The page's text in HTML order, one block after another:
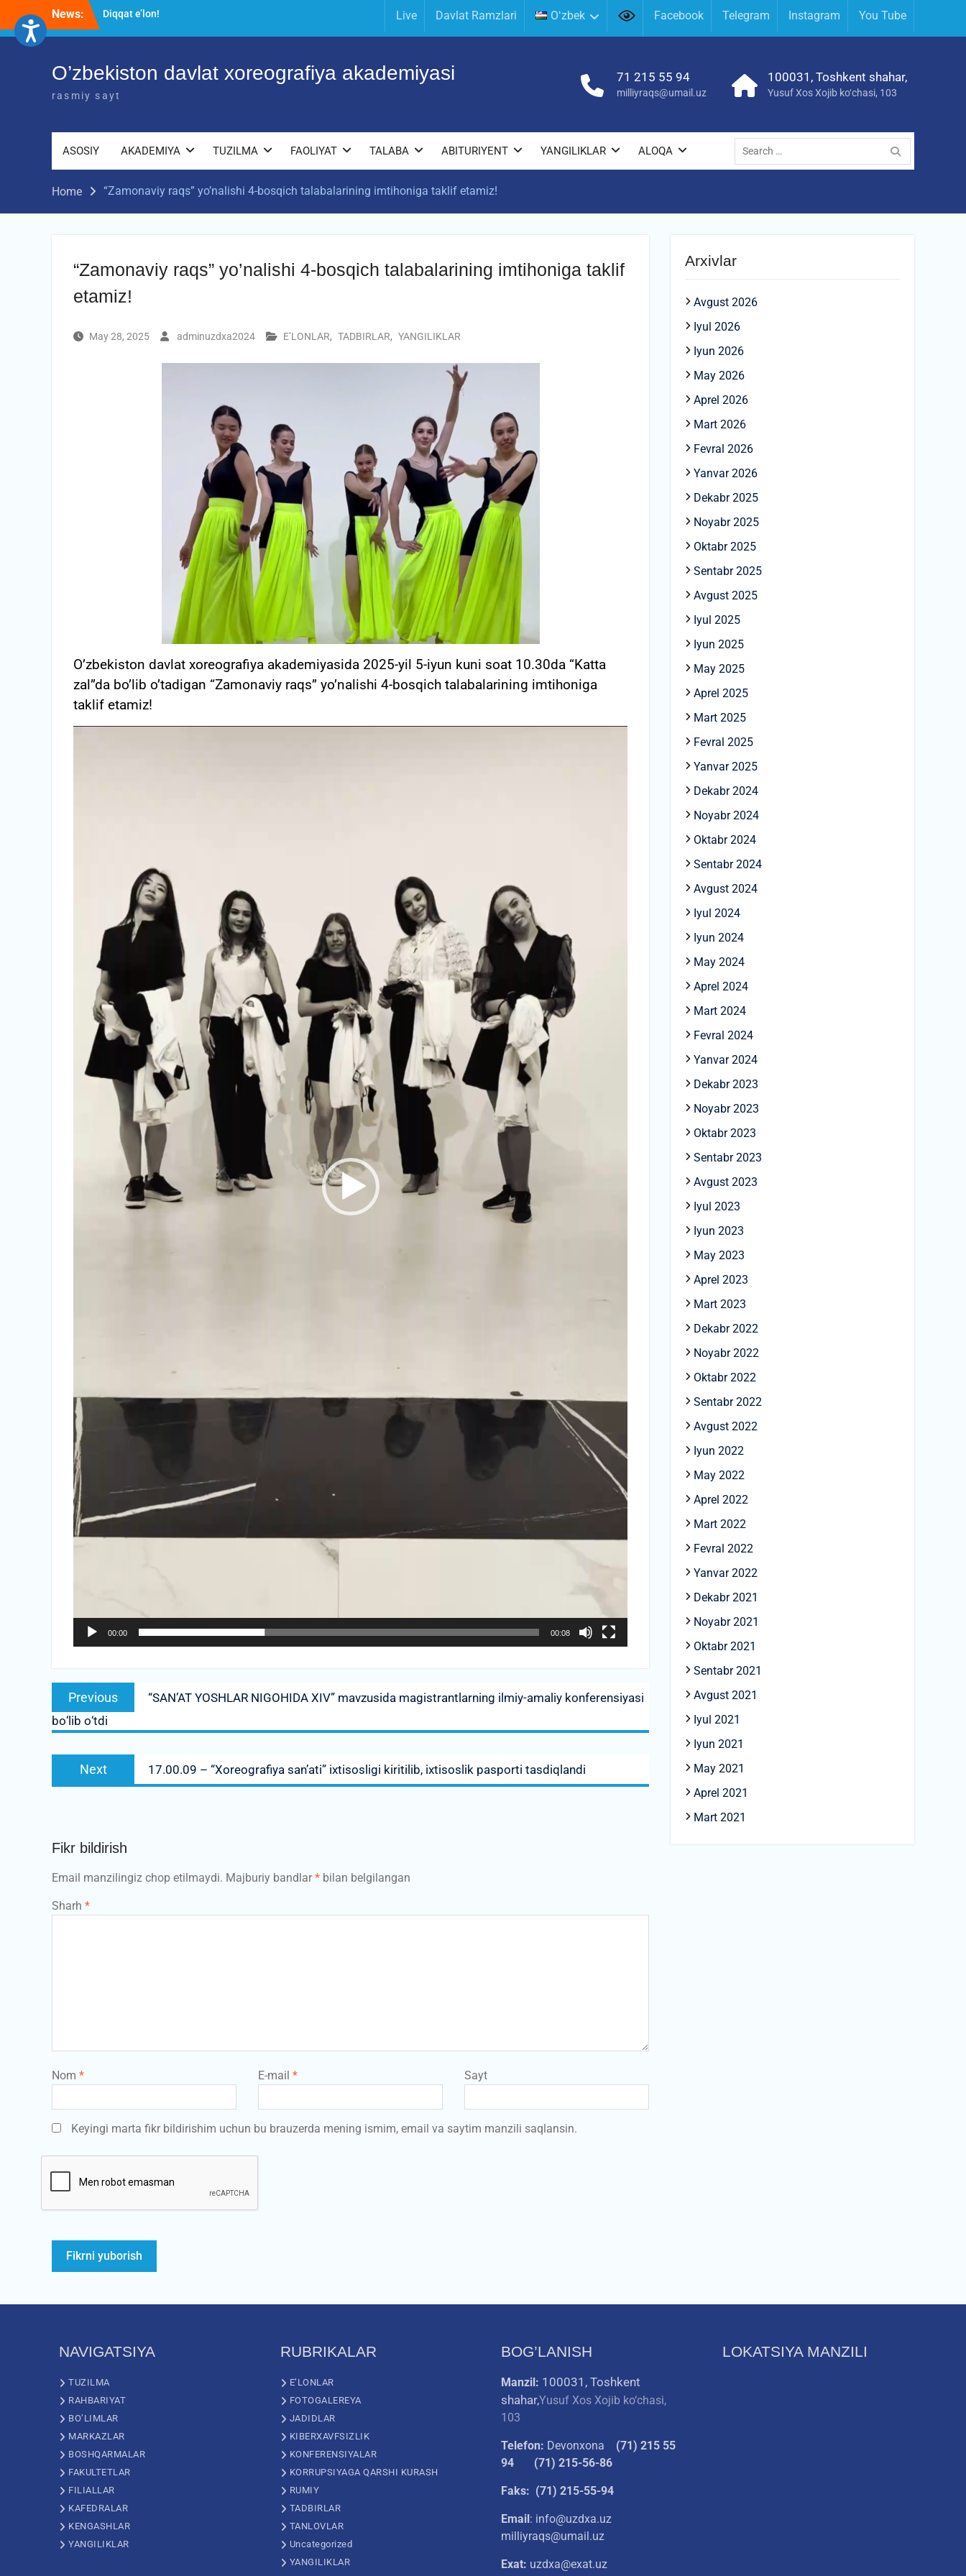
content
News:
Akademiyada “Bitiruvchi – 2026” tadbiri
Live Davlat Ramzlari Oʻzbek Facebook Telegram Instagram You Tube
O’zbekiston davlat xoreografiya akademiyasi
rasmiy sayt
71 215 55 94
milliyraqs@umail.uz
100031, Toshkent shahar,
Yusuf Xos Xojib ko‘chasi, 103
ASOSIY AKADEMIYA TUZILMA FAOLIYAT TALABA ABITURIYENT YANGILIKLAR ALOQA
Search
for:
Home “Zamonaviy raqs” yo’nalishi 4-bosqich talabalarining imtihoniga taklif etamiz!
“Zamonaviy raqs” yo’nalishi 4-bosqich talabalarining imtihoniga taklif
etamiz!
May 28, 2025 adminuzdxa2024 E’LONLAR, TADBIRLAR, YANGILIKLAR
O’zbekiston davlat xoreografiya akademiyasida 2025-yil 5-iyun kuni soat 10.30da “Katta
zal”da bo’lib o’tadigan “Zamonaviy raqs” yo’nalishi 4-bosqich talabalarining imtihoniga
taklif etamiz!
00:00 00:08
Post
menyusi
Previous
Previous
post:
“SAN’AT YOSHLAR NIGOHIDA XIV” mavzusida magistrantlarning ilmiy-amaliy konferensiyasi
bо‘lib о‘tdi
Next
post:
17.00.09 – “Xoreografiya san’ati” ixtisosligi kiritilib, ixtisoslik pasporti tasdiqlandi
Fikr bildirish
Email manzilingiz chop etilmaydi. Majburiy bandlar* bilan belgilangan
Sharh *
Nom * E-mail * Sayt
Keyingi marta fikr bildirishim uchun bu brauzerda mening ismim, email va saytim manzili saqlansin.
Arxivlar
Avgust 2026
Iyul 2026
Iyun 2026
May 2026
Aprel 2026
Mart 2026
Fevral 2026
Yanvar 2026
Dekabr 2025
Noyabr 2025
Oktabr 2025
Sentabr 2025
Avgust 2025
Iyul 2025
Iyun 2025
May 2025
Aprel 2025
Mart 2025
Fevral 2025
Yanvar 2025
Dekabr 2024
Noyabr 2024
Oktabr 2024
Sentabr 2024
Avgust 2024
Iyul 2024
Iyun 2024
May 2024
Aprel 2024
Mart 2024
Fevral 2024
Yanvar 2024
Dekabr 2023
Noyabr 2023
Oktabr 2023
Sentabr 2023
Avgust 2023
Iyul 2023
Iyun 2023
May 2023
Aprel 2023
Mart 2023
Dekabr 2022
Noyabr 2022
Oktabr 2022
Sentabr 2022
Avgust 2022
Iyun 2022
May 2022
Aprel 2022
Mart 2022
Fevral 2022
Yanvar 2022
Dekabr 2021
Noyabr 2021
Oktabr 2021
Sentabr 2021
Avgust 2021
Iyul 2021
Iyun 2021
May 2021
Aprel 2021
Mart 2021
NAVIGATSIYA
TUZILMA
RAHBARIYAT
BO’LIMLAR
MARKAZLAR
BOSHQARMALAR
FAKULTETLAR
FILIALLAR
KAFEDRALAR
KENGASHLAR
YANGILIKLAR
RUBRIKALAR
E’LONLAR
FOTOGALEREYA
JADIDLAR
KIBERXAVFSIZLIK
KONFERENSIYALAR
KORRUPSIYAGA QARSHI KURASH
RUMIY
TADBIRLAR
TANLOVLAR
Uncategorized
YANGILIKLAR
BOG’LANISH
Manzil: 100031, Toshkent
shahar,Yusuf Xos Xojib ko‘chasi,
103
Telefon: Devonxona (71) 215 55
94
(71) 215-56-86
Faks: (71) 215-55-94
Email : info@uzdxa.uz
milliyraqs@umail.uz
Exat: uzdxa@exat.uz
LOKATSIYA MANZILI